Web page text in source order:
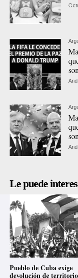
Le puede
Pueblo de Cuba exige
devolución de territorio